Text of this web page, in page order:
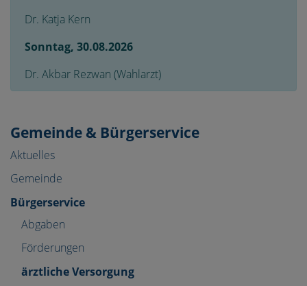
Gemeinde & Bürgerservice
Aktuelles
Gemeinde
Bürgerservice
Abgaben
Förderungen
ärztliche Versorgung
Dr. Katja Kern
Sonntag, 30.08.2026
Dr. Akbar Rezwan (Wahlarzt)